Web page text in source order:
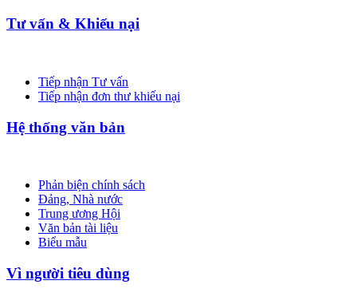
Tư vấn & Khiếu nại
Tiếp nhận Tư vấn
Tiếp nhận đơn thư khiếu nại
Hệ thống văn bản
Phản biện chính sách
Đảng, Nhà nước
Trung ương Hội
Văn bản tài liệu
Biểu mẫu
Vì người tiêu dùng